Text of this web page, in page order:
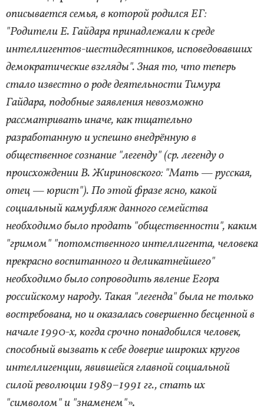
описывается семья, в которой родился ЕГ:
"Родители Е. Гайдара принадлежали к среде
интеллигентов-шестидесятников, исповедовавших
демократические взгляды". Зная то, что теперь
стало известно о роде деятельности Тимура
Гайдара, подобные заявления невозможно
рассматривать иначе, как тщательно
разработанную и успешно внедрённую в
общественное сознание "легенду" (ср. легенду о
происхождении В. Жириновского: "Мать — русская,
отец — юрист"). По этой фразе ясно, какой
социальный камуфляж данного семейства
необходимо было продать "общественности", каким
"гримом" "потомственного интеллигента, человека
прекрасно воспитанного и деликатнейшего"
необходимо было сопроводить явление Егора
российскому народу. Такая "легенда" была не только
востребована, но и оказалась совершенно бесценной в
начале 1990-х, когда срочно понадобился человек,
способный вызвать к себе доверие широких кругов
интеллигенции, явившейся главной социальной
силой революции 1989–1991 гг., стать их
"символом" и "знаменем"».